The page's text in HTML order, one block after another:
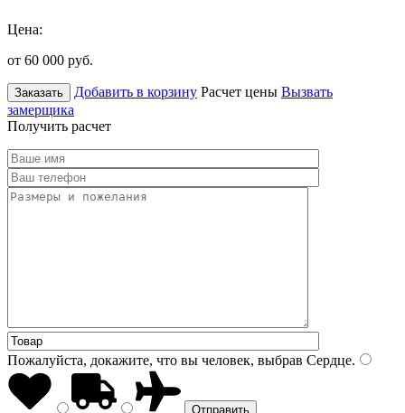
Цена:
от 60 000 руб.
Заказать Добавить в корзину Расчет цены Вызвать
замерщика
Получить расчет
Пожалуйста, докажите, что вы человек, выбрав Сердце.